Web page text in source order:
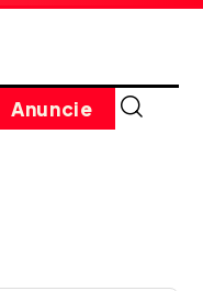
Anuncie